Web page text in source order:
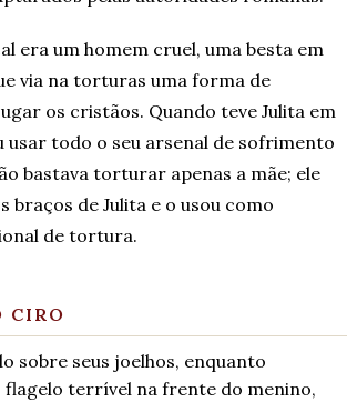
era um homem cruel, uma besta em
via na torturas uma forma de
os cristãos. Quando teve Julita em
usar todo o seu arsenal de sofrimento
bastava torturar apenas a mãe; ele
braços de Julita e o usou como
de tortura.
CIRO
sobre seus joelhos, enquanto
flagelo terrível na frente do menino,